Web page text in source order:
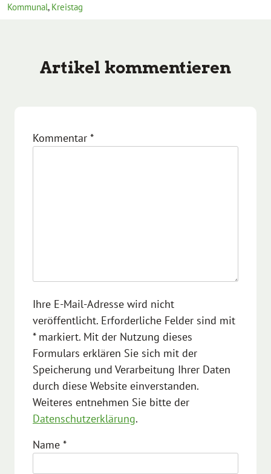
Kommunal, Kreistag
Artikel kommentieren
Kommentar *
Ihre E-Mail-Adresse wird nicht
veröffentlicht. Erforderliche Felder sind mit
* markiert. Mit der Nutzung dieses
Formulars erklären Sie sich mit der
Speicherung und Verarbeitung Ihrer Daten
durch diese Website einverstanden.
Weiteres entnehmen Sie bitte der
Datenschutzerklärung.
Name *